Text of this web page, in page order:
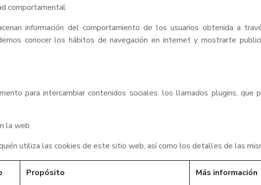
comportamental
información del comportamiento de los usuarios obtenida a
conocer los hábitos de navegación en internet y mostrarte
para intercambiar contenidos sociales: los llamados plugins, que
la web
utiliza las cookies de este sitio web, así como los detalles de las
Propósito Más información